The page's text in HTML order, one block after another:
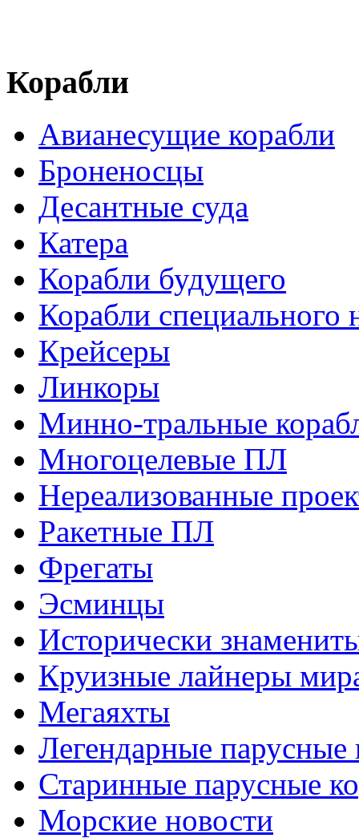
Корабли
Авианесущие корабли
Броненосцы
Десантные суда
Катера
Корабли будущего
Корабли специального
Крейсеры
Линкоры
Минно-тральные
Многоцелевые ПЛ
Нереализованные
Ракетные ПЛ
Фрегаты
Эсминцы
Исторически
Круизные лайнеры
Мегаяхты
Легендарные парусные
Старинные парусные
Морские новости